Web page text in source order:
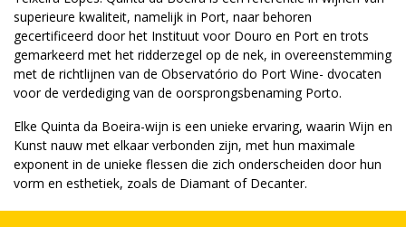
superieure kwaliteit, namelijk in Port, naar behoren
gecertificeerd door het Instituut voor Douro en Port en trots
gemarkeerd met het ridderzegel op de nek, in overeenstemming
met de richtlijnen van de Observatório do Port Wine- dvocaten
voor de verdediging van de oorsprongsbenaming Porto.
Elke Quinta da Boeira-wijn is een unieke ervaring, waarin Wijn en
Kunst nauw met elkaar verbonden zijn, met hun maximale
exponent in de unieke flessen die zich onderscheiden door hun
vorm en esthetiek, zoals de Diamant of Decanter.